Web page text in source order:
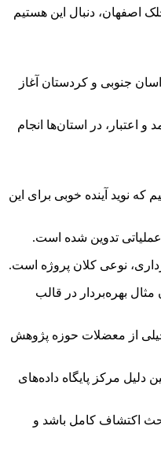
اصفهان، دنبال این هستیم
اشاره کرد و گفت: طرح اکتشاف ذخایر معدنی جدید، در هفت استان کشور اجرا می‌شود و تاکنون در ۲ استان خراسان جنوبی و کردستان آغاز
در استان‌ها انجام
نوید آینده خوبی برای این
نوعی کلان پروژه است.
بهره‌بردار در قالب
معدن می تواند به او ۲۰ درصد تخفیف دهد، که از این طریق خیلی از معضلات حوزه پژوهش
همین دلیل مرکز پایگاه داده‌های
اکتشاف کامل باشد و